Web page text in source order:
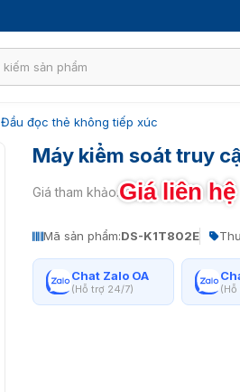
Đầu đọc thẻ không tiếp xúc
Máy kiểm soát truy
Giá tham khảo:Giá liên hệ
Mã sản phẩm:DS-K1T802E
Chat Zalo OA
(Hỗ trợ 24/7)